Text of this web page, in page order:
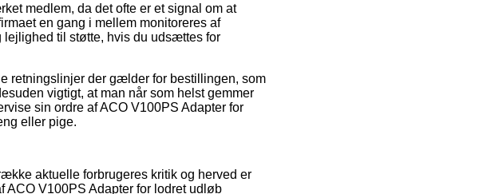
medlem, da det ofte er et signal om at
en gang i mellem monitoreres af
lejlighed til støtte, hvis du udsættes for
retningslinjer der gælder for bestillingen, som
vigtigt, at man når som helst gemmer
sin ordre af ACO V100PS Adapter for
eller pige.
aktuelle forbrugeres kritik og herved er
ACO V100PS Adapter for lodret udløb